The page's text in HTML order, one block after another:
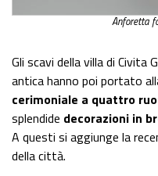
Anforetta
Gli scavi della villa di Civita
antica hanno poi portato
cerimoniale a quattro
splendide decorazioni in
A questi si aggiunge la
della città.